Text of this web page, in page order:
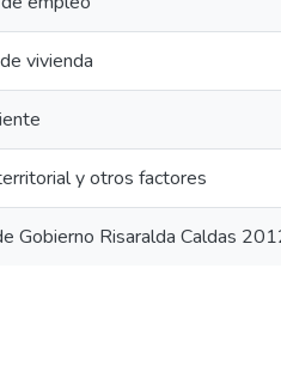
vivienda
y otros factores
Gobierno Risaralda Caldas